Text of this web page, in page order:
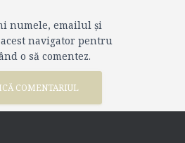
numele, emailul și
navigator pentru
o să comentez.